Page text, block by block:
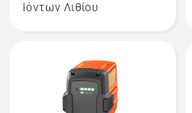
40-Ιόντων Λιθίου